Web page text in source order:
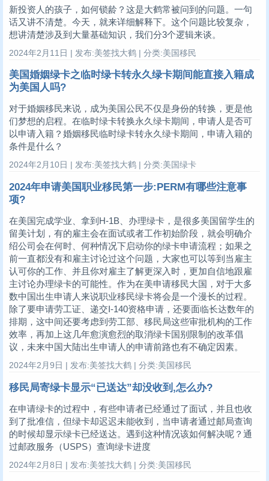
新投资人的孩子，如何锁龄？这是大鹤常被问到的问题。一句
话又讲不清楚。今天，就来详细解释下。这个问题比较复杂，
想讲清楚涉及到大量基础知识，我们分3个逻辑来谈。
2024年2月11日 | 发布:美签找大鹤 | 分类:美国移民
美国婚姻绿卡之临时绿卡转永久绿卡期间能直接入籍成
为美国人吗?
对于婚姻移民来说，成为美国公民不仅是身份的转换，更是他
们梦想的启程。在临时绿卡转换永久绿卡期间，申请人是否可
以申请入籍？婚姻移民临时绿卡转永久绿卡期间，申请入籍的
条件是什么？
2024年2月10日 | 发布:美签找大鹤 | 分类:美国绿卡
2024年申请美国职业移民第一步:PERM有哪些注意事
项?
在美国完成学业、拿到H-1B、办理绿卡，是很多美国留学生的
留美计划，有的雇主会在面试或者工作初始阶段，就会明确介
绍公司会在何时、何种情况下启动你的绿卡申请流程；如果之
前一直都没有和雇主讨论过这个问题，大家也可以等到当雇主
认可你的工作、并且你对雇主了解更深入时，更加自信地跟雇
主讨论办理绿卡的可能性。作为在美申请移民大国，对于大多
数中国出生申请人来说职业移民绿卡将会是一个漫长的过程。
除了要申请劳工证、递交I-140资格申请，还要面临长达数年的
排期，这中间还要考虑到劳工部、移民局这些审批机构的工作
效率，再加上这几年愈演愈烈的取消绿卡国别限制的改革倡
议，未来中国大陆出生申请人的申请前路也有不确定因素。
2024年2月9日 | 发布:美签找大鹤 | 分类:美国移民
移民局寄绿卡显示“已送达”却没收到,怎么办?
在申请绿卡的过程中，有些申请者已经通过了面试，并且也收
到了批准信，但绿卡却迟迟未能收到，当申请者通过邮局查询
的时候却显示绿卡已经送达。遇到这种情况该如何解决呢？通
过邮政服务（USPS）查询绿卡进度
2024年2月8日 | 发布:美签找大鹤 | 分类:美国移民